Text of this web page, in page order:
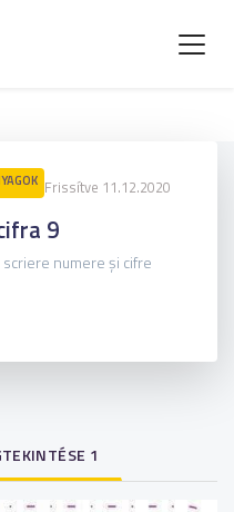
Frissítve 11.12.2020
9
numere și cifre
1